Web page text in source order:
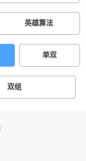
英雄算法
单双
双组